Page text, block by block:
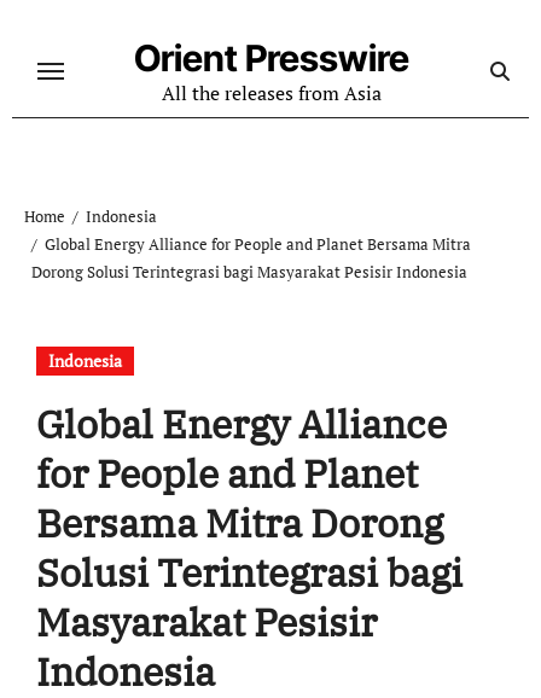
content
Orient Presswire
All the releases from Asia
Home
Indonesia
Global Energy Alliance for People and Planet Bersama Mitra
Dorong Solusi Terintegrasi bagi Masyarakat Pesisir Indonesia
Indonesia
Global Energy Alliance
for People and Planet
Bersama Mitra Dorong
Solusi Terintegrasi bagi
Masyarakat Pesisir
Indonesia